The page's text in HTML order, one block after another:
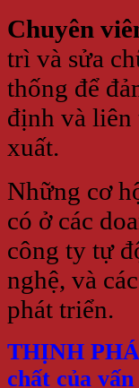
Chuyên
trì và sửa
thống để
định và liên
xuất.
Những cơ
có ở các
công ty tự
nghệ, và
phát triển.
THỊNH
chất của